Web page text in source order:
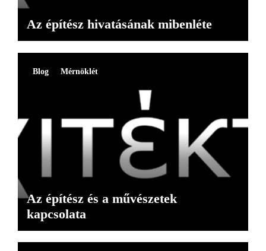
Az építész hivatásának mibenléte
Blog Mérnöklét
Az építész és a művészetek
kapcsolata